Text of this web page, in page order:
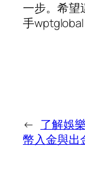
一步。希望
手wptglobal
← 了解娛
幣入金與出